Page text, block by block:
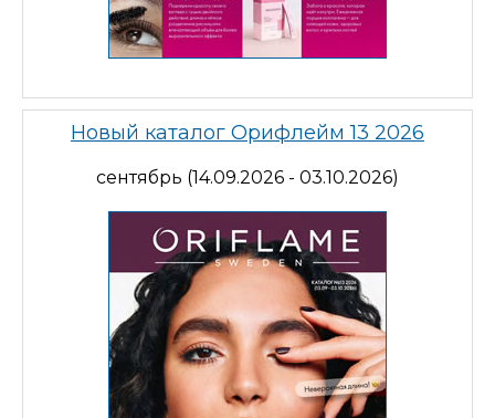
Новый каталог Орифлейм 13 2026
сентябрь (14.09.2026 - 03.10.2026)